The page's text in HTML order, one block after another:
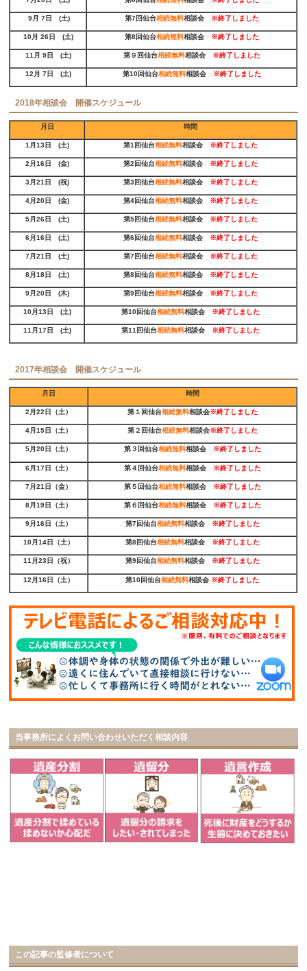
9月 7日 (土) 第7回仙台相続無料相談会 ※終了しました
10月 26日 (土) 第8回仙台相続無料相談会 ※終了しました
11月 9日 (土) 第９回仙台相続無料相談会 ※終了しました
12月 7日 (土) 第10回仙台相続無料相談会 ※終了しました
2018年相談会 開催スケジュール
月日 時間
1月13日 (土) 第1回仙台相続無料相談会 ※終了しました
2月16日 (金) 第2回仙台相続無料相談会 ※終了しました
3月21日 (祝) 第3回仙台相続無料相談会 ※終了しました
4月20日 (金) 第4回仙台相続無料相談会 ※終了しました
5月26日 (土) 第5回仙台相続無料相談会 ※終了しました
6月16日 (土) 第6回仙台相続無料相談会 ※終了しました
7月21日 (土) 第7回仙台相続無料相談会 ※終了しました
8月18日 (土) 第8回仙台相続無料相談会 ※終了しました
9月20日 (木) 第9回仙台相続無料相談会 ※終了しました
10月13日 (土) 第10回仙台相続無料相談会 ※終了しました
11月17日 (土) 第11回仙台相続無料相談会 ※終了しました
2017年相談会 開催スケジュール
月日 時間
2月22日（土） 第１回仙台相続無料相談会※終了しました
4月15日（土） 第２回仙台相続無料相談会※終了しました
5月20日（土） 第３回仙台相続無料相談会 ※終了しました
6月17日（土） 第４回仙台相続無料相談会 ※終了しました
7月21日（金） 第５回仙台相続無料相談会 ※終了しました
8月19日（土） 第６回仙台相続無料相談会 ※終了しました
9月16日（土） 第7回仙台相続無料相談会 ※終了しました
10月14日（土） 第8回仙台相続無料相談会 ※終了しました
11月23日（祝） 第9回仙台相続無料相談会 ※終了しました
12月16日（土） 第10回仙台相続無料相談会 ※終了しました
当事務所によくお問い合わせいただく相談内容
この記事の監修者について